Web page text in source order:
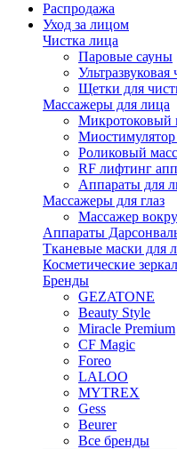
Распродажа
Уход за лицом
Чистка лица
Паровые сауны
Ультразвуковая
Щетки для
Массажеры для лица
Микротоковый
Миостимулятор
Роликовый
RF лифтинг
Аппараты для
Массажеры для глаз
Массажер
Аппараты
Тканевые маски для
Косметические
Бренды
GEZATONE
Beauty Style
Miracle Premium
CF Magic
Foreo
LALOO
MYTREX
Gess
Beurer
Все бренды